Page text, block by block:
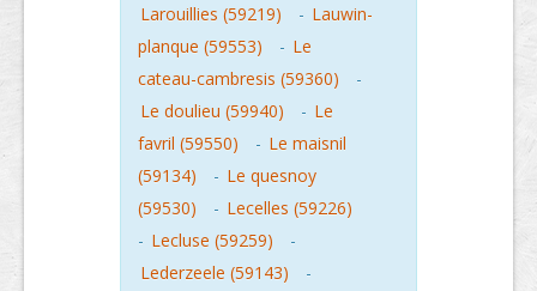
Larouillies (59219)
- Lauwin-
planque (59553)
- Le
cateau-cambresis (59360)
-
Le doulieu (59940)
- Le
favril (59550)
- Le maisnil
(59134)
- Le quesnoy
(59530)
- Lecelles (59226)
- Lecluse (59259)
-
Lederzeele (59143)
-